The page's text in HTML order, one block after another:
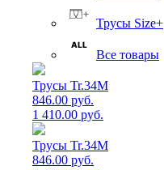
Трусы Size+
Все товары
Трусы Tr.34M
846.00 руб.
1 410.00 руб.
Трусы Tr.34M
846.00 руб.